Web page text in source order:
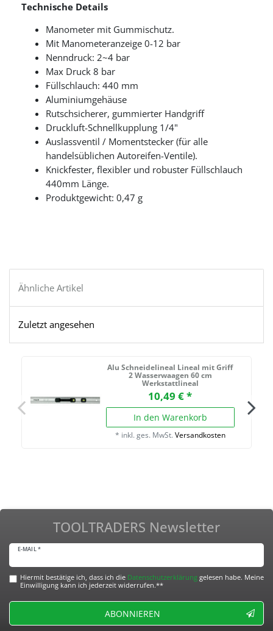
Technische Details
Manometer mit Gummischutz.
Mit Manometeranzeige 0-12 bar
Nenndruck: 2~4 bar
Max Druck 8 bar
Füllschlauch: 440 mm
Aluminiumgehäuse
Rutschsicherer, gummierter Handgriff
Druckluft-Schnellkupplung 1/4"
Auslassventil / Momentstecker (für alle
handelsüblichen Autoreifen-Ventile).
Knickfester, flexibler und robuster Füllschlauch
440mm Länge.
Produktgewicht: 0,47 g
Ähnliche Artikel
Zuletzt angesehen
Alu Schneidelineal Lineal mit Griff
2 Wasserwaagen 60 cm
Werkstattlineal
10,49 € *
In den Warenkorb
* inkl. ges. MwSt. Versandkosten
TOOLTRADERS Newsletter
E-MAIL *
Hiermit bestätige ich, dass ich die Daten­schutz­erklärunggelesen habe. Meine
Einwilligung kann ich jederzeit widerrufen.**
ABONNIEREN